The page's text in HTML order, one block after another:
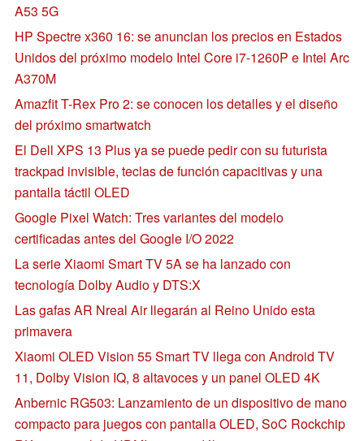
A53 5G
HP Spectre x360 16: se anuncian los precios en Estados
Unidos del próximo modelo Intel Core i7-1260P e Intel Arc
A370M
Amazfit T-Rex Pro 2: se conocen los detalles y el diseño
del próximo smartwatch
El Dell XPS 13 Plus ya se puede pedir con su futurista
trackpad invisible, teclas de función capacitivas y una
pantalla táctil OLED
Google Pixel Watch: Tres variantes del modelo
certificadas antes del Google I/O 2022
La serie Xiaomi Smart TV 5A se ha lanzado con
tecnología Dolby Audio y DTS:X
Las gafas AR Nreal Air llegarán al Reino Unido esta
primavera
Xiaomi OLED Vision 55 Smart TV llega con Android TV
11, Dolby Vision IQ, 8 altavoces y un panel OLED 4K
Anbernic RG503: Lanzamiento de un dispositivo de mano
compacto para juegos con pantalla OLED, SoC Rockchip